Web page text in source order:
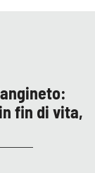
fin di vita,